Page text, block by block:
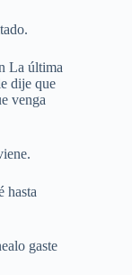
La última
dije que
venga
hasta
gaste